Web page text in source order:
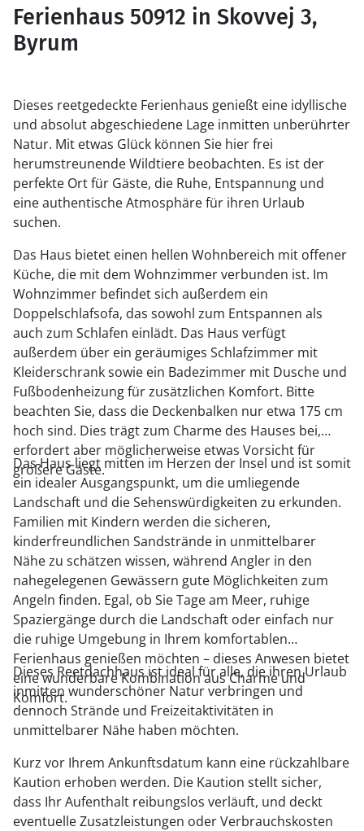
Ferienhaus 50912 in Skovvej 3,
Byrum
Dieses reetgedeckte Ferienhaus genießt eine idyllische
und absolut abgeschiedene Lage inmitten unberührter
Natur. Mit etwas Glück können Sie hier frei
herumstreunende Wildtiere beobachten. Es ist der
perfekte Ort für Gäste, die Ruhe, Entspannung und
eine authentische Atmosphäre für ihren Urlaub
suchen.
Das Haus bietet einen hellen Wohnbereich mit offener
Küche, die mit dem Wohnzimmer verbunden ist. Im
Wohnzimmer befindet sich außerdem ein
Doppelschlafsofa, das sowohl zum Entspannen als
auch zum Schlafen einlädt. Das Haus verfügt
außerdem über ein geräumiges Schlafzimmer mit
Kleiderschrank sowie ein Badezimmer mit Dusche und
Fußbodenheizung für zusätzlichen Komfort. Bitte
beachten Sie, dass die Deckenbalken nur etwa 175 cm
hoch sind. Dies trägt zum Charme des Hauses bei,
erfordert aber möglicherweise etwas Vorsicht für
größere Gäste.
Das Haus liegt mitten im Herzen der Insel und ist somit
ein idealer Ausgangspunkt, um die umliegende
Landschaft und die Sehenswürdigkeiten zu erkunden.
Familien mit Kindern werden die sicheren,
kinderfreundlichen Sandstrände in unmittelbarer
Nähe zu schätzen wissen, während Angler in den
nahegelegenen Gewässern gute Möglichkeiten zum
Angeln finden. Egal, ob Sie Tage am Meer, ruhige
Spaziergänge durch die Landschaft oder einfach nur
die ruhige Umgebung in Ihrem komfortablen
Ferienhaus genießen möchten – dieses Anwesen bietet
eine wunderbare Kombination aus Charme und
Komfort.
Dieses Reetdachhaus ist ideal für alle, die ihren Urlaub
inmitten wunderschöner Natur verbringen und
dennoch Strände und Freizeitaktivitäten in
unmittelbarer Nähe haben möchten.
Kurz vor Ihrem Ankunftsdatum kann eine rückzahlbare
Kaution erhoben werden. Die Kaution stellt sicher,
dass Ihr Aufenthalt reibungslos verläuft, und deckt
eventuelle Zusatzleistungen oder Verbrauchskosten